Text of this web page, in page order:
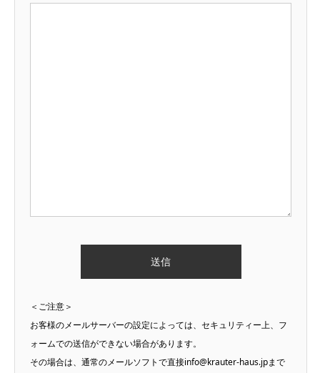
＜ご注意＞
お客様のメールサーバーの設定によっては、セキュリティー上、フ
ォームでの送信ができない場合があります。
その場合は、通常のメールソフトで直接info@krauter-haus.jpまで